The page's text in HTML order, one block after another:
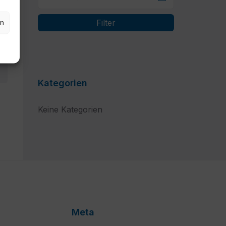
Filter
Kategorien
Keine Kategorien
Meta